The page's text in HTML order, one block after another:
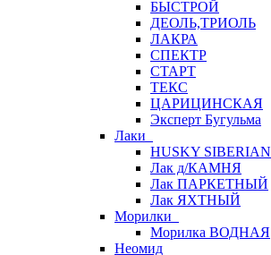
БЫСТРОЙ
ДЕОЛЬ,ТРИОЛЬ
ЛАКРА
СПЕКТР
СТАРТ
ТЕКС
ЦАРИЦИНСКАЯ
Эксперт Бугульма
Лаки
HUSKY SIBERIAN
Лак д/КАМНЯ
Лак ПАРКЕТНЫЙ
Лак ЯХТНЫЙ
Морилки
Морилка ВОДНАЯ
Неомид